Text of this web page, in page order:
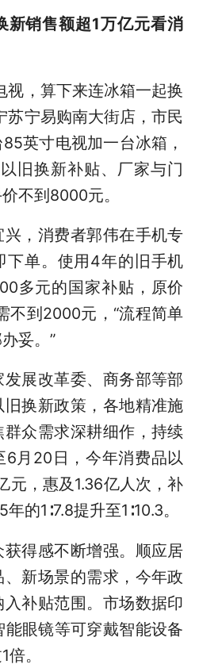
销售额超1万亿元看消
，算下来连冰箱一起换
苏宁易购南大街店，市民
英寸电视加一台冰箱，
旧换新补贴、厂家与门
不到8000元。
，消费者郭伟在手机专
下单。使用4年的旧手机
多元的国家补贴，原价
不到2000元，“流程简单
妥。”
展改革委、商务部等部
换新政策，各地精准施
众需求深耕细作，持续
6月20日，今年消费品以
元，惠及1.36亿人次，补
的1∶7.8提升至1∶10.3。
得感不断增强。顺应居
新场景的需求，今年政
补贴范围。市场数据印
眼镜等可穿戴智能设备
。